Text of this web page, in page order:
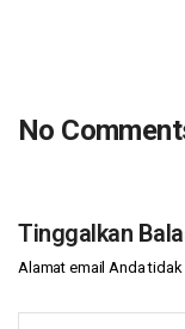
No
Tinggalkan
Alamat email Anda